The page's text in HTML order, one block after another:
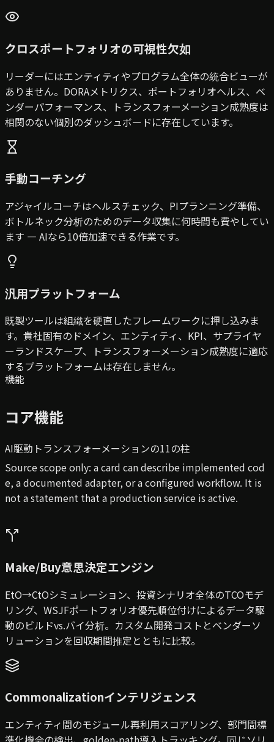
クロスポートフォリオの可視性欠如
リーダーにはエンティティやプログラム全体の統合ビューが
ありません。DORAメトリクス、ポートフォリオヘルス、ベ
ンダーパフォーマンス、トランスフォーメーション成熟度は
相関のない個別のダッシュボードに存在しています。
手動コーチング
アジャイルコーチはヘルスチェック、PIプランニング準備、
ボトルネック分析のためのデータ収集に何時間も費やしてい
ます — AIなら10倍加速できる作業です。
汎用プラットフォーム
既製ツールは組織を硬直したフレームワークに押し込みま
す。貴社固有のドメイン、エンティティ、KPI、サプライヤ
ーランドスケープ、トランスフォーメーション成熟度に適応
するプラットフォームは存在しません。
機能
コア機能
AI駆動トランスフォーメーションの11の柱
Source scope only: a card can describe implemented cod
e, a documented adapter, or a configured workflow. It is
not a statement that a production service is active.
Make/Buy意思決定エンジン
EtO→CtOシミュレーション、投資シナリオ全体のTCOモデ
リング、WSJFポートフォリオ優先順位付けによるデータ駆
動のビルドvs.バイ分析。カスタム開発コストとベンダーソ
リューションを回収期間推定とともに比較。
Commonalizationインテリジェンス
エンティティ間のモジュール再利用スコアリング、部門間標